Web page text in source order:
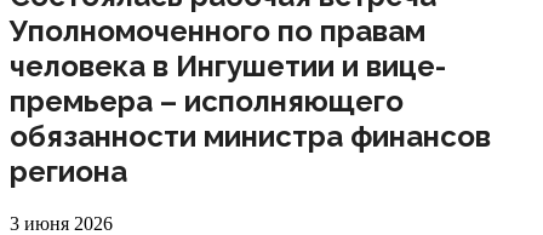
Уполномоченного по правам
человека в Ингушетии и вице-
премьера – исполняющего
обязанности министра финансов
региона
3 июня 2026